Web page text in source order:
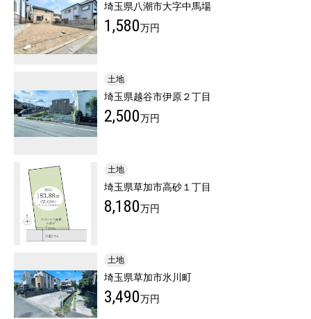
埼玉県八潮市大字中馬場
1,580万円
土地
埼玉県越谷市伊原２丁目
2,500万円
土地
埼玉県草加市高砂１丁目
8,180万円
土地
埼玉県草加市氷川町
3,490万円